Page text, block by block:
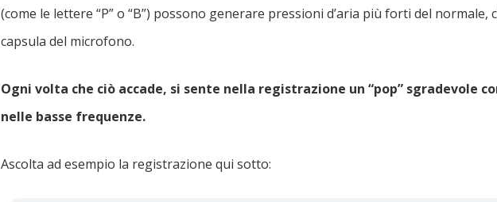
(come le lettere “P” o “B”) possono generare pressioni d’aria più forti del normale,
capsula del microfono.
Ogni volta che ciò accade, si sente nella registrazione un “pop” sgradevole
nelle basse frequenze.
Ascolta ad esempio la registrazione qui sotto: